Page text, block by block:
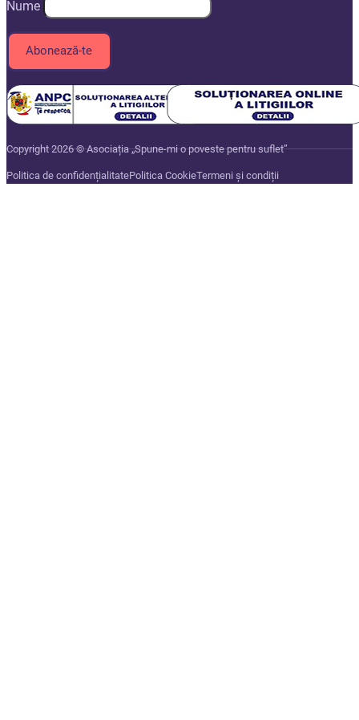
Nume
Copyright 2026 © Asociația „Spune-mi o poveste pentru suflet”
Politica de confidențialitatePolitica CookieTermeni și condiții